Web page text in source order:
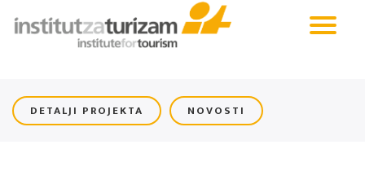
DETALJI PROJEKTA NOVOSTI